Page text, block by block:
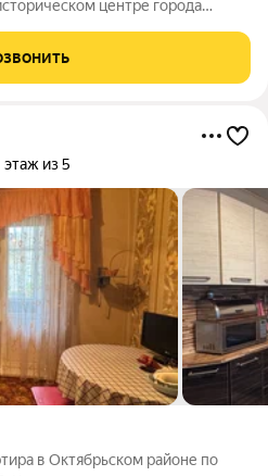
центре города
все документы готовы,
этаж из 5
в Октябрьском районе по